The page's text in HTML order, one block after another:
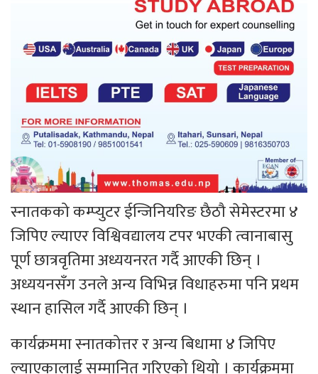
स्नातकको कम्प्युटर ईन्जिनियरिङ छैठौ सेमेस्टरमा ४
जिपिए ल्याएर विश्विवद्यालय टपर भएकी त्वानाबासु
पूर्ण छात्रवृतिमा अध्ययनरत गर्दै आएकी छिन् ।
अध्ययनसँग उनले अन्य विभिन्न विधाहरुमा पनि प्रथम
स्थान हासिल गर्दै आएकी छिन् ।
कार्यक्रममा स्नातकोत्तर र अन्य बिधामा ४ जिपिए
ल्याएकालाई सम्मानित गरिएको थियो । कार्यक्रममा